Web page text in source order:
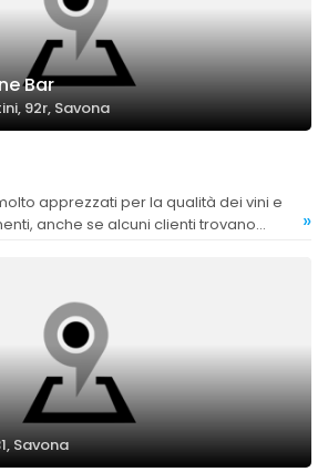
Bar
92r, Savona
anche se alcuni clienti trovano
»
Savona